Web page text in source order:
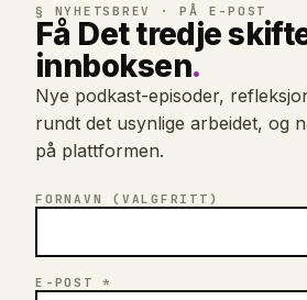
§ NYHETSBREV · PÅ E-POST
Få Det tredje
innboksen.
Nye podkast-episoder,
rundt det usynlige arbeidet, og
på plattformen.
FORNAVN (VALGFRITT)
E-POST *